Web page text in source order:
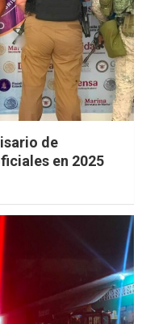
de
en 2025